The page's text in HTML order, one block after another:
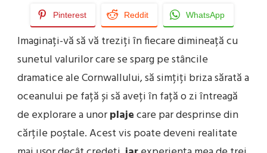
Pinterest Reddit WhatsApp
Imaginați-vă să vă treziți în fiecare dimineață cu
sunetul valurilor care se sparg pe stâncile
dramatice ale Cornwallului, să simțiți briza sărată a
oceanului pe față și să aveți în față o zi întreagă
de explorare a unorplajecare par desprinse din
cărțile poștale. Acest vis poate deveni realitate